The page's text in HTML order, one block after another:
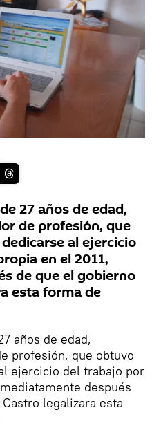
27 años de edad,
de profesión, que
al ejercicio
en el 2011,
de que el gobierno
esta forma de
años de edad,
profesión, que obtuvo
ejercicio del trabajo por
después
legalizara esta